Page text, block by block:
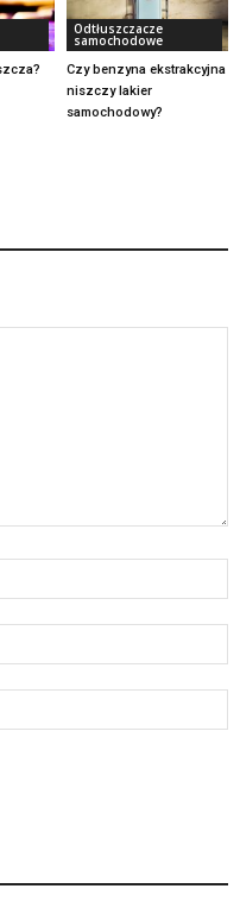
Odtłuszczacze
samochodowe
Czy benzyna ekstrakcyjna
niszczy lakier
samochodowy?